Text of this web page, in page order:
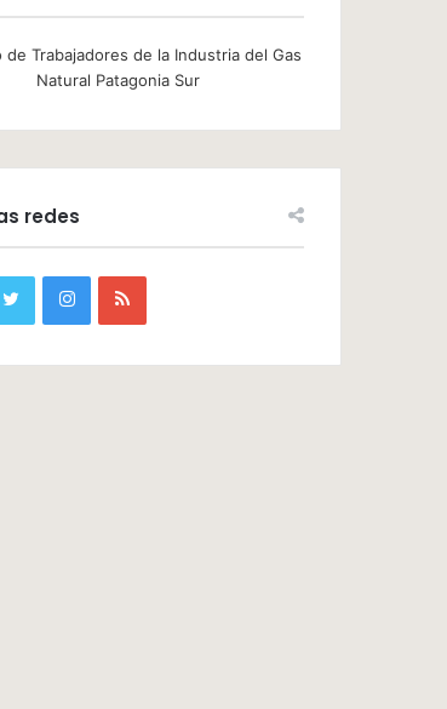
de Trabajadores de la Industria del Gas
Natural Patagonia Sur
redes